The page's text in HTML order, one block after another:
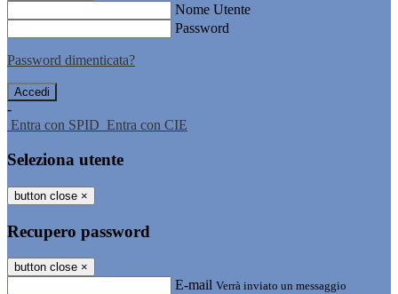
Nome Utente
Password
Password dimenticata?
-
Entra con SPID Entra con CIE
Seleziona utente
button close ×
Recupero password
button close ×
E-mail Verrà inviato un messaggio